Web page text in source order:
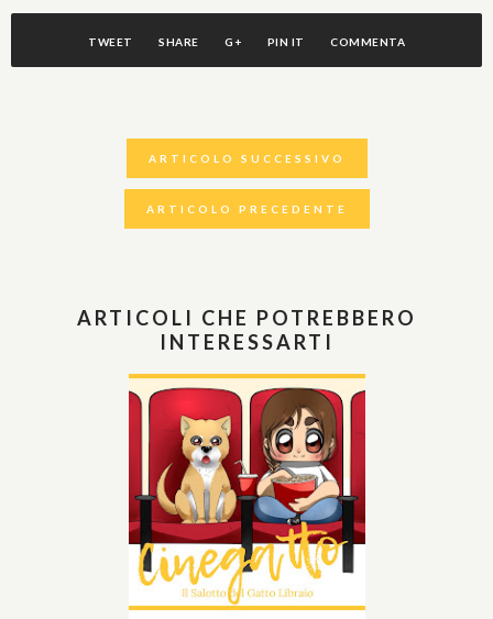
TWEET SHARE G+ PIN IT COMMENTA
ARTICOLO SUCCESSIVO
ARTICOLO PRECEDENTE
ARTICOLI CHE POTREBBERO
INTERESSARTI